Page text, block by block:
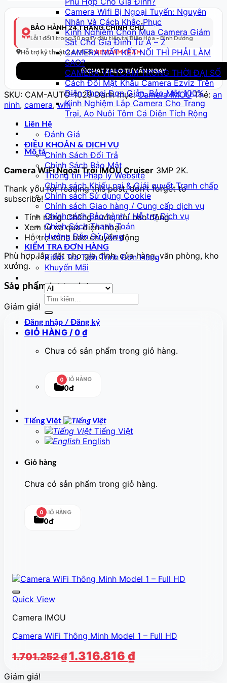
Camera Wifi Bị Ngoại Tuyến: Nguyên
Nhân Và Cách Khắc Phục
Kinh Nghiệm Chọn Mua Camera Giám
Sát Cho Gia Đình Từ A – Z
CAMERA MẤT KẾT NỐI THÌ PHẢI LÀM
SAO?
CAMERA VIETCAM TRONG THỜI ĐẠI SỐ
Cách Đổi Mật Khẩu Camera Ezviz Trên
Điện Thoại Đơn Giản, Bảo Mật 100%
Kinh Nghiệm Lắp Camera Cho Trang
Trại, Ao Nuôi Tôm Cá Diện Tích Rộng
Liên Hệ
Đánh Giá
ĐIỀU KHOẢN & DỊCH VỤ
Chính Sách Đổi Trả
Chính Sách Bảo Mật
Thông tin Pháp lý Website
Chính sách Khiếu nại & Giải quyết Tranh chấp
Chính sách Sử dụng Cookie
Chính sách Giao hàng / Cung cấp dịch vụ
Chính sách Bảo hành / Hỗ trợ Dịch vụ
Chính Sách Thanh Toán
Hướng Dẫn Sử Dụng
KIỂM TRA ĐƠN HÀNG
Kiểm Tra Tiến Trình Đơn Hàng
Khuyến Mãi
Tìm
Đăng nhập / Đăng ký
GIỎ HÀNG / 0 ₫
Chưa có sản phẩm trong giỏ hàng.
0 GIỎ HÀNG
0đ
Tiếng Việt
Tiếng Việt
English
Giỏ hàng
Chưa có sản phẩm trong giỏ hàng.
0 GIỎ HÀNG
0đ
Thông
Model
30
–
Full
HD
số
BẢO HÀNH 24 THÁNG CHÍNH CHỦ
Lỗi 1 đổi 1 trong 30 ngày đầu tiên tại Biên Hòa - Bình Dương
Hỗ trợ kỹ thuật 24/7 bởiVIETCAM TEAM
CHAT ZALO TƯ VẤN NGAY
SKU: CAM-AUTO-1029 Danh mục:Camera IMOU Thẻ: an
ninh, camera,wifi
Mô tả
Camera WiFi Ngoài Trời IMOU Cruiser 3MP 2K.
Thank you for reading this post, don't forget to
subscribe!
Tính năng: Chống nước, còi báo động
Xem từ xa qua điện thoại
Hỗ trợ cảnh báo chuyển động
Phù hợp lắp đặt cho gia đình, cửa hàng, văn phòng, kho
xưởng.
Sản phẩm tương tự
Giảm giá!
Quick View
Camera IMOU
Camera WiFi Thông Minh Model 1 – Full HD
1.701.252₫ Giá
1.316.816 ₫Giá
Giảm giá!